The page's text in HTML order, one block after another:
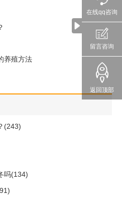
在线qq咨询
留言咨询
返回顶部
养殖方法
(243)
吗(134)